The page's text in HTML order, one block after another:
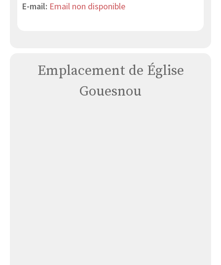
E-mail: Email non disponible
Emplacement de Église
Gouesnou